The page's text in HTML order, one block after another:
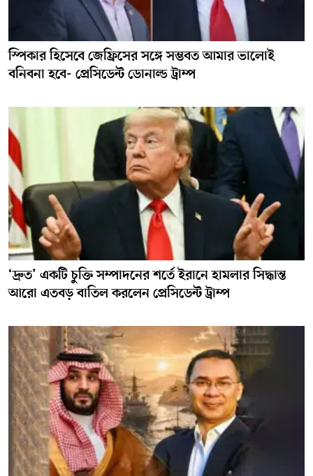
স্পিকার হিসেবে জেফ্রিসের সঙ্গে সম্ভবত আমার ভালোই
বনিবনা হবে- প্রেসিডেন্ট ডোনাল্ড ট্রাম্প
‘দ্রুত’ একটি চুক্তি সম্পাদনের শর্তে ইরানে হামলার সিদ্ধান্ত
আরো এতবড় বাতিল করলেন প্রেসিডেন্ট ট্রাম্প